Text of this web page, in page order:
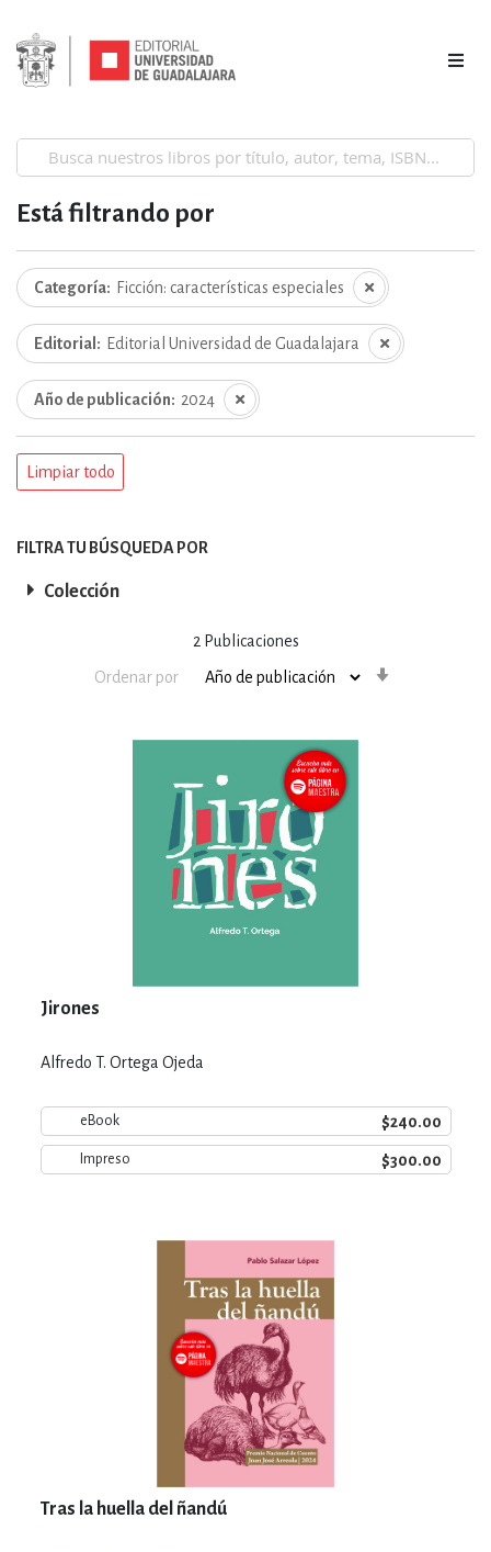
2 Publicaciones
Ordenar por
Jirones
Alfredo T. Ortega Ojeda
eBook $240.00
Impreso $300.00
Tras la huella del ñandú
Está filtrando por
Categoría Ficción: características especiales
Editorial Editorial Universidad de Guadalajara
Año de publicación 2024
Limpiar todo
FILTRA TU BÚSQUEDA POR
Colección